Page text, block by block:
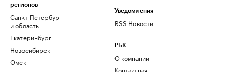
регионов
Санкт-Петербург
и область
Екатеринбург
Новосибирск
Омск
Уведомления
RSS Новости
РБК
О компании
Контактная